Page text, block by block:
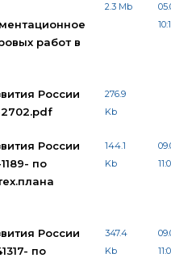
работ в
2.3 Mb
России
276.9
Kb
России
по
144.1
Kb
России
по
347.4
Kb